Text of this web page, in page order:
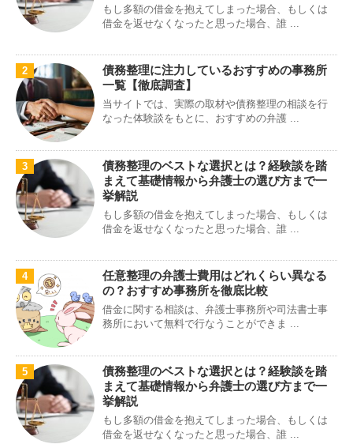
もし多額の借金を抱えてしまった場合、もしくは
借金を返せなくなったと思った場合、誰 ...
2
債務整理に注力しているおすすめの事務所
一覧【徹底調査】
当サイトでは、実際の取材や債務整理の相談を行
なった体験談をもとに、おすすめの弁護 ...
3
債務整理のベストな選択とは？経験談を踏
まえて基礎情報から弁護士の選び方まで一
挙解説
もし多額の借金を抱えてしまった場合、もしくは
借金を返せなくなったと思った場合、誰 ...
4
任意整理の弁護士費用はどれくらい異なる
の？おすすめ事務所を徹底比較
借金に関する相談は、弁護士事務所や司法書士事
務所において無料で行なうことができま ...
5
債務整理のベストな選択とは？経験談を踏
まえて基礎情報から弁護士の選び方まで一
挙解説
もし多額の借金を抱えてしまった場合、もしくは
借金を返せなくなったと思った場合、誰 ...